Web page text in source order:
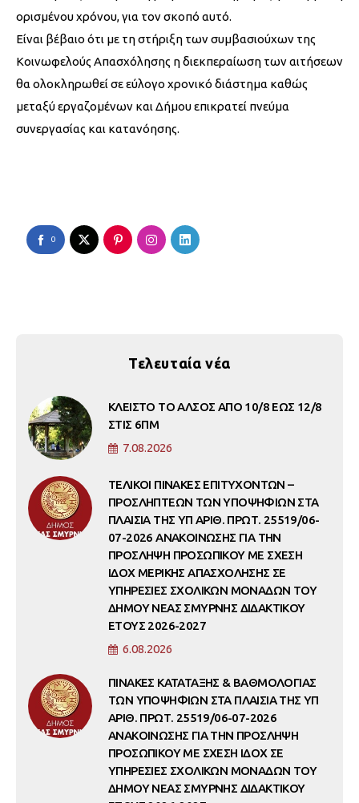
ορισμένου χρόνου, για τον σκοπό αυτό.
Είναι βέβαιο ότι με τη στήριξη των συμβασιούχων της
Κοινωφελούς Απασχόλησης η διεκπεραίωση των αιτήσεων
θα ολοκληρωθεί σε εύλογο χρονικό διάστημα καθώς
μεταξύ εργαζομένων και Δήμου επικρατεί πνεύμα
συνεργασίας και κατανόησης.
0
Τελευταία νέα
ΚΛΕΙΣΤΟ ΤΟ ΑΛΣΟΣ ΑΠΟ 10/8 ΕΩΣ 12/8
ΣΤΙΣ 6ΠΜ
7.08.2026
ΤΕΛΙΚΟΙ ΠΙΝΑΚΕΣ ΕΠΙΤΥΧΟΝΤΩΝ –
ΠΡΟΣΛΗΠΤΕΩΝ ΤΩΝ ΥΠΟΨΗΦΙΩΝ ΣΤΑ
ΠΛΑΙΣΙΑ ΤΗΣ ΥΠ ΑΡΙΘ. ΠΡΩΤ. 25519/06-
07-2026 ΑΝΑΚΟΙΝΩΣΗΣ ΓΙΑ ΤΗΝ
ΠΡΟΣΛΗΨΗ ΠΡΟΣΩΠΙΚΟΥ ΜΕ ΣΧΕΣΗ
ΙΔΟΧ ΜΕΡΙΚΗΣ ΑΠΑΣΧΟΛΗΣΗΣ ΣΕ
ΥΠΗΡΕΣΙΕΣ ΣΧΟΛΙΚΩΝ ΜΟΝΑΔΩΝ ΤΟΥ
ΔΗΜΟΥ ΝΕΑΣ ΣΜΥΡΝΗΣ ΔΙΔΑΚΤΙΚΟΥ
ΕΤΟΥΣ 2026-2027
6.08.2026
ΠΙΝΑΚΕΣ ΚΑΤΑΤΑΞΗΣ & ΒΑΘΜΟΛΟΓΙΑΣ
ΤΩΝ ΥΠΟΨΗΦΙΩΝ ΣΤΑ ΠΛΑΙΣΙΑ ΤΗΣ ΥΠ
ΑΡΙΘ. ΠΡΩΤ. 25519/06-07-2026
ΑΝΑΚΟΙΝΩΣΗΣ ΓΙΑ ΤΗΝ ΠΡΟΣΛΗΨΗ
ΠΡΟΣΩΠΙΚΟΥ ΜΕ ΣΧΕΣΗ ΙΔΟΧ ΣΕ
ΥΠΗΡΕΣΙΕΣ ΣΧΟΛΙΚΩΝ ΜΟΝΑΔΩΝ ΤΟΥ
ΔΗΜΟΥ ΝΕΑΣ ΣΜΥΡΝΗΣ ΔΙΔΑΚΤΙΚΟΥ